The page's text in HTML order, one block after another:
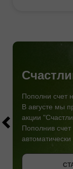
Пополни счет
В августе мы
акции
Пополнив